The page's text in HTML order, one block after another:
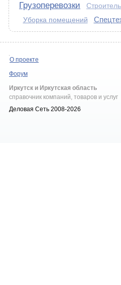
Грузоперевозки
Уборка помещений
О проекте
Форум
Иркутск и Иркутская область
справочник компаний, товаров и услуг
Деловая Сеть 2008-2026